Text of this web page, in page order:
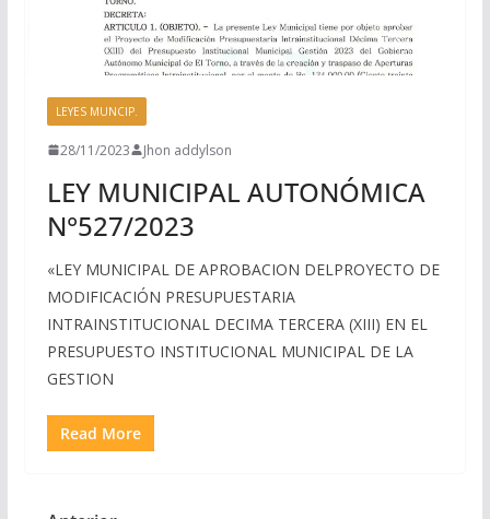
LEYES MUNCIP.
28/11/2023 Jhon addylson
LEY MUNICIPAL AUTONÓMICA
N°527/2023
«LEY MUNICIPAL DE APROBACION DELPROYECTO DE
MODIFICACIÓN PRESUPUESTARIA
INTRAINSTITUCIONAL DECIMA TERCERA (XIII) EN EL
PRESUPUESTO INSTITUCIONAL MUNICIPAL DE LA
GESTION
Read More